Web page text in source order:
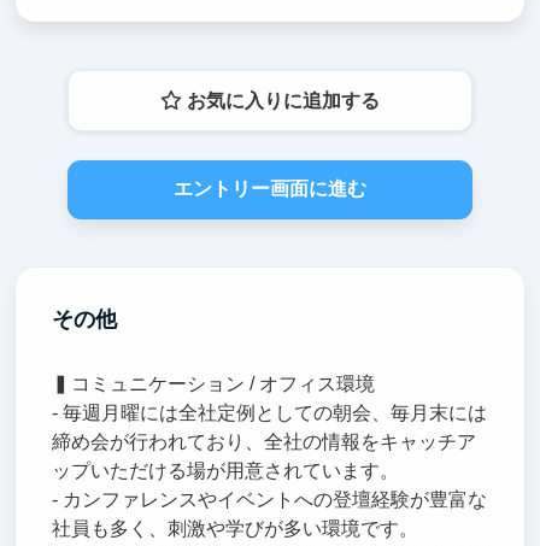
お気に入りに追加する
エントリー画面に進む
その他
▍コミュニケーション / オフィス環境
- 毎週月曜には全社定例としての朝会、毎月末には
締め会が行われており、全社の情報をキャッチア
ップいただける場が用意されています。
- カンファレンスやイベントへの登壇経験が豊富な
社員も多く、刺激や学びが多い環境です。